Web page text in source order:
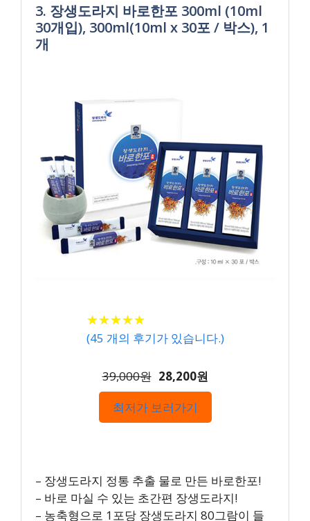
3. 장생도라지 바로한포 300ml (10ml
30개입), 300ml(10ml x 30포 / 박스), 1
개
★★★★★
★★★★★
(45 개의 후기가 있습니다.)
39,000원 28,200원
최저가 보러가기
– 장생도라지 정통 추출 물로 만든 바로한포!
– 바로 마실 수 있는 초간편 장생도라지!
– 농축형으로 1포당 장생도라지 80그람이 들